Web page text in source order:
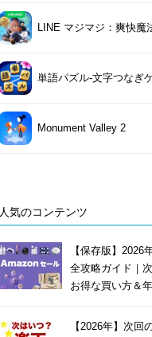
LINE マジマジ：爽快魔
単語パズル-文字つなぎ
Monument Valley 2
人気のコンテンツ
【保存版】2026
全攻略ガイド｜
お得な買い方＆
【2026年】次回